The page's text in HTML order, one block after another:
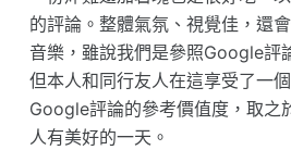
的評論。整體氣氛、視覺佳，還
音樂，雖說我們是參照Google評
但本人和同行友人在這享受了一
Google評論的參考價值度，取之
人有美好的一天。